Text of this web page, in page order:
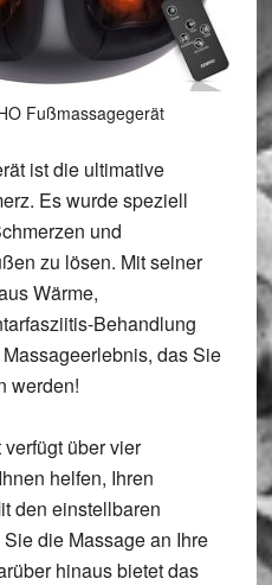
Fußmassagegerät
ist die ultimative
Es wurde speziell
und
zu lösen. Mit seiner
Wärme,
-Behandlung
das Sie
werden!
verfügt über vier
helfen, Ihren
den einstellbaren
die Massage an Ihre
hinaus bietet das